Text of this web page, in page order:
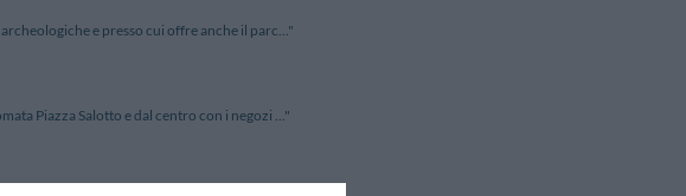
e presso cui offre anche il parc..."
Piazza Salotto e dal centro con i negozi ..."